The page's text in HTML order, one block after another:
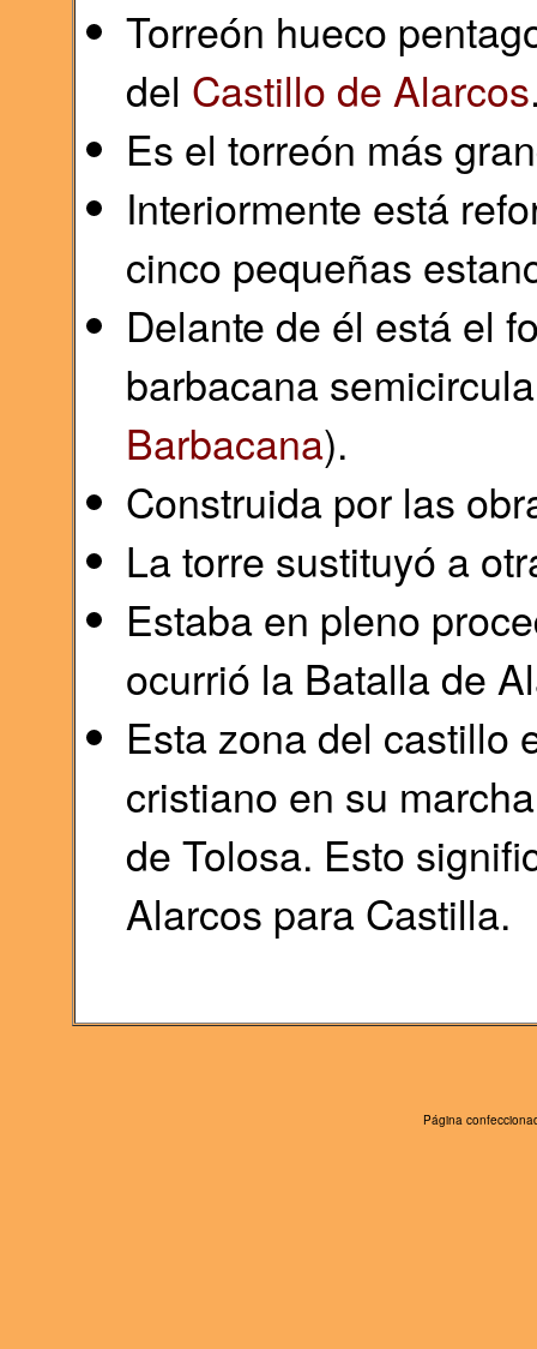
Torreón hueco
del Castillo de Alarcos
Es el torreón más
Interiormente está
cinco pequeñas
Delante de él está el
barbacana
Barbacana).
Construida por las
La torre sustituyó a
Estaba en pleno
ocurrió la Batalla de
Esta zona del castillo
cristiano en su
de Tolosa. Esto
Alarcos para Castilla.
Página